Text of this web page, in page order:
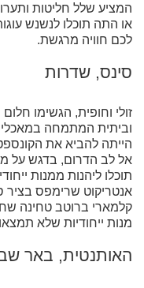
המציע שלל חליטות
או התה תוכלו לנשנש
לכם חוויה מרגשת.
סינס, שדרות
זולי וחופית, הגשימו
וביתית המתמחה במאכלי
הייתה להביא את
אל לב הדרום, בדגש על
תוכלו ליהנות ממנות
קלמארי ברוטב טחינה
מנות ייחודיות שלא
האותנטית, באר